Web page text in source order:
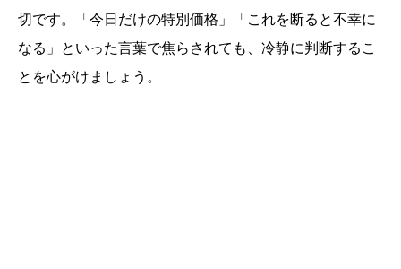
切です。「今日だけの特別価格」「これを断ると不幸に
なる」といった言葉で焦らされても、冷静に判断するこ
とを心がけましょう。